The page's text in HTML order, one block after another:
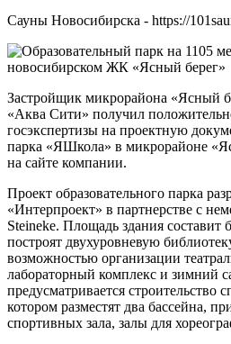
Сауны Новосибирска - https://
Застройщик микрорайона «Ясный
«Аква Сити» получил
госэкспертизы на проектную
парка «ЯШкола» в микрорайоне
на сайте компании.
Проект образовательного парка
«Интерпроект» в партнерстве с
Steineke. Площадь здания
построят двухуровневую
возможностью организации
лабораторный комплекс и зимний
предусматривается строительство
котором разместят два бассейна,
спортивных зала, залы для